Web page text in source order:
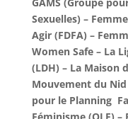
Sexuelles) –
Agir (FDFA) –
Women Safe – La
(LDH) – La Maison
Mouvement du
pour le Planning